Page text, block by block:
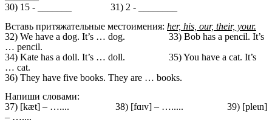
30) 15 - _______ 31) 2 - ________
Вставь притяжательные местоимения: her, his, our, their, your.
32) We have a dog. It’s … dog. 33) Bob has a pencil. It’s
… pencil.
34) Kate has a doll. It’s … doll. 35) You have a cat. It’s
… cat.
36) They have five books. They are … books.
Напиши словами:
37) [kæt] – ….... 38) [fɑɪv] – …..... 39) [pleɩn]
– …....